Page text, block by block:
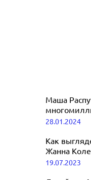
Маша
28.01.2024
Как
Жанна
россиянок
19.07.2023